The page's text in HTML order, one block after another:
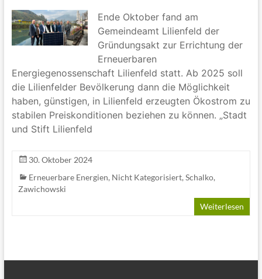
Ende Oktober fand am
Gemeindeamt Lilienfeld der
Gründungsakt zur Errichtung der
Erneuerbaren
Energiegenossenschaft Lilienfeld statt. Ab 2025 soll
die Lilienfelder Bevölkerung dann die Möglichkeit
haben, günstigen, in Lilienfeld erzeugten Ökostrom zu
stabilen Preiskonditionen beziehen zu können. „Stadt
und Stift Lilienfeld
30. Oktober 2024
Erneuerbare Energien, Nicht Kategorisiert, Schalko,
Zawichowski
Weiterlesen